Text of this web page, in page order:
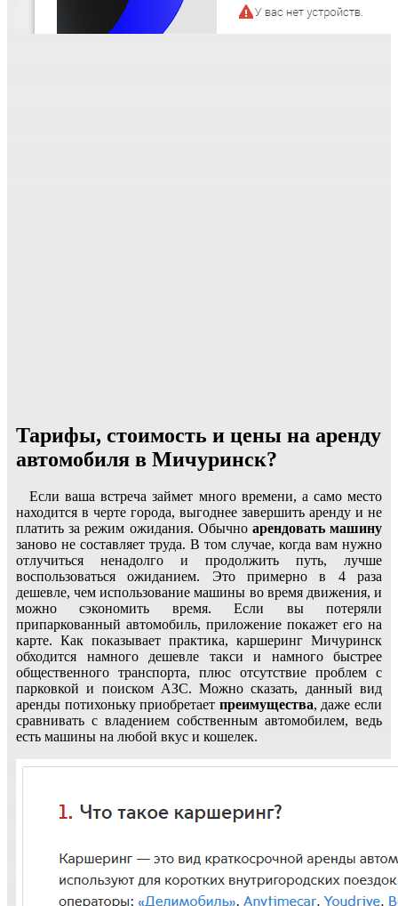
Тарифы, стоимость и цены на аренду
автомобиля в Мичуринск?
Если ваша встреча займет много времени, а само место
находится в черте города, выгоднее завершить аренду и не
платить за режим ожидания. Обычно арендовать машину
заново не составляет труда. В том случае, когда вам нужно
отлучиться ненадолго и продолжить путь, лучше
воспользоваться ожиданием. Это примерно в 4 раза
дешевле, чем использование машины во время движения, и
можно сэкономить время. Если вы потеряли
припаркованный автомобиль, приложение покажет его на
карте. Как показывает практика, каршеринг Мичуринск
обходится намного дешевле такси и намного быстрее
общественного транспорта, плюс отсутствие проблем с
парковкой и поиском АЗС. Можно сказать, данный вид
аренды потихоньку приобретает преимущества, даже если
сравнивать с владением собственным автомобилем, ведь
есть машины на любой вкус и кошелек.